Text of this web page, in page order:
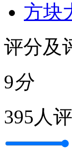
方块
评分及
9分
395人